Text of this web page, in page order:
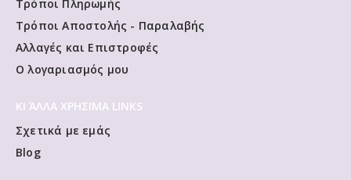
Τρόποι Πληρωμής
Τρόποι Αποστολής - Παραλαβής
Αλλαγές και Επιστροφές
Ο λογαριασμός μου
ΚΙ ΆΛΛΑ ΧΡΗΣΙΜΑ LINKS
Σχετικά με εμάς
Blog